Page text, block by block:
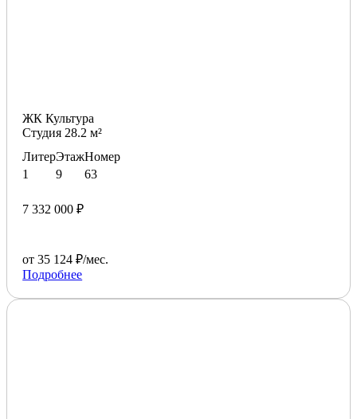
ЖК Культура
Студия 28.2 м²
Литер
1
Этаж
9
Номер
63
7 332 000 ₽
от 35 124 ₽/мес.
Подробнее